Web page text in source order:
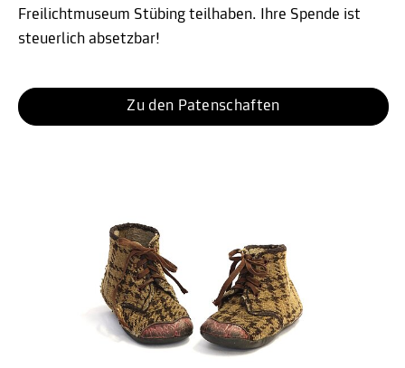
Freilichtmuseum Stübing teilhaben. Ihre Spende ist
steuerlich absetzbar!
Zu den Patenschaften